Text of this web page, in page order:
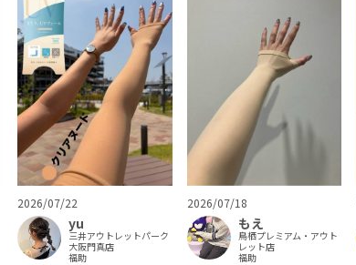
2026/07/22
yu
三井アウトレットパーク
大阪門真店
福助
2026/07/18
もえ
鳥栖プレミアム・アウト
レット店
福助